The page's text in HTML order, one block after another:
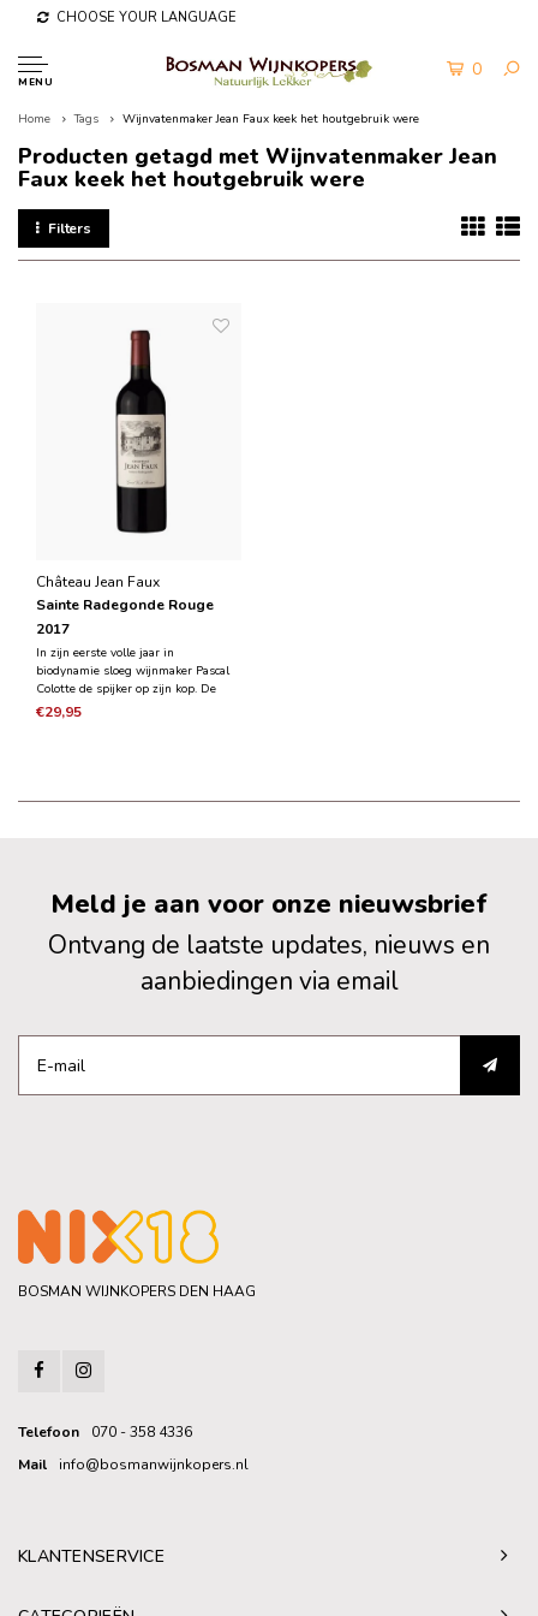
CHOOSE YOUR LANGUAGE
MENU
0
Home Tags Wijnvatenmaker Jean Faux keek het houtgebruik were
Producten getagd met Wijnvatenmaker Jean
Faux keek het houtgebruik were
Filters
Château Jean Faux
Sainte Radegonde Rouge
2017
In zijn eerste volle jaar in
biodynamie sloeg wijnmaker Pascal
Colotte de spijker op zijn kop. De
kleur van deze superwijn is diep
€29,95
Meld je aan voor onze nieuwsbrief
Ontvang de laatste updates, nieuws en
aanbiedingen via email
BOSMAN WIJNKOPERS DEN HAAG
Telefoon
070 - 358 4336
Mail
info@bosmanwijnkopers.nl
KLANTENSERVICE